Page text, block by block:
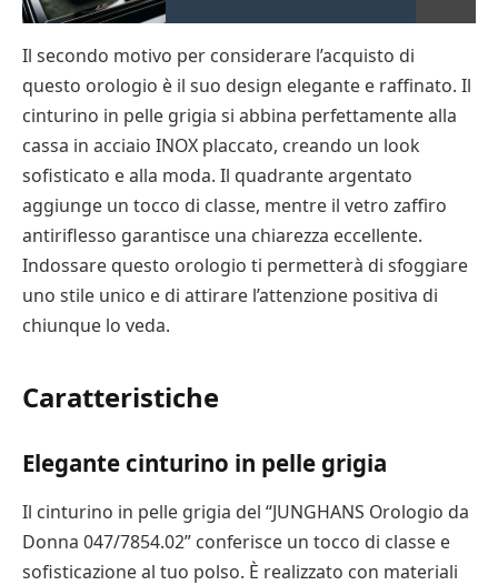
Il secondo motivo per considerare l’acquisto di
questo orologio è il suo design elegante e raffinato. Il
cinturino in pelle grigia si abbina perfettamente alla
cassa in acciaio INOX placcato, creando un look
sofisticato e alla moda. Il quadrante argentato
aggiunge un tocco di classe, mentre il vetro zaffiro
antiriflesso garantisce una chiarezza eccellente.
Indossare questo orologio ti permetterà di sfoggiare
uno stile unico e di attirare l’attenzione positiva di
chiunque lo veda.
Caratteristiche
Elegante cinturino in pelle grigia
Il cinturino in pelle grigia del “JUNGHANS Orologio da
Donna 047/7854.02” conferisce un tocco di classe e
sofisticazione al tuo polso. È realizzato con materiali